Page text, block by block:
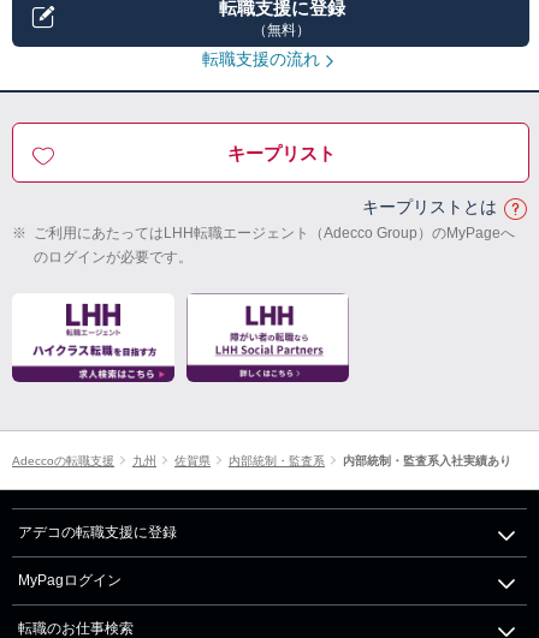
転職支援に登録
（無料）
転職支援の流れ
キープリスト
キープリストとは
※ ご利用にあたってはLHH転職エージェント（Adecco Group）のMyPageへ
のログインが必要です。
Adeccoの転職支援 九州 佐賀県 内部統制・監査系 内部統制・監査系入社実績あり
アデコの転職支援に登録
MyPagログイン
転職のお仕事検索